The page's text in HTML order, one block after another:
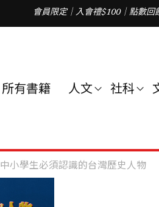
會員限定｜入會禮$100｜點數
所有書籍 人文 社科
中小學生必須認識的台灣歷史人物